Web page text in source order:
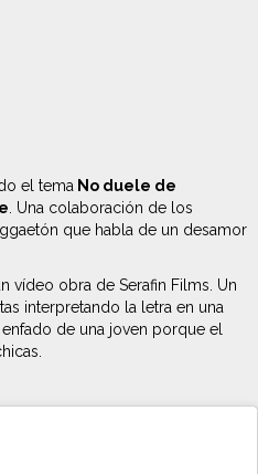
el tema No duele de
. Una colaboración de los
que habla de un desamor
vídeo obra de Serafin Films. Un
interpretando la letra en una
de una joven porque el